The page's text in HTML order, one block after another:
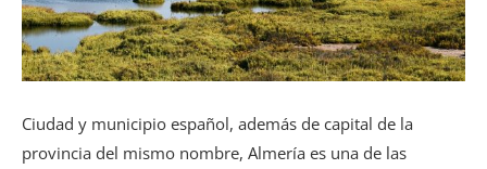
Ciudad y municipio español, además de capital de la
provincia del mismo nombre, Almería es una de las